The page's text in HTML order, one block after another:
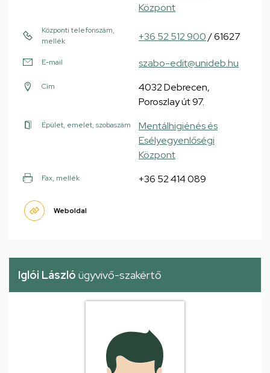
Központ
Központi telefonszám,
mellék
+36 52 512 900/ 61627
E-mail szabo-edit@unideb.hu
Cím
4032 Debrecen,
Poroszlay út 97.
Épület, emelet, szobaszám
Mentálhigiénés és
Esélyegyenlőségi
Központ
Fax, mellék +36 52 414 089
Weboldal
Iglói László ügyvivő-szakértő